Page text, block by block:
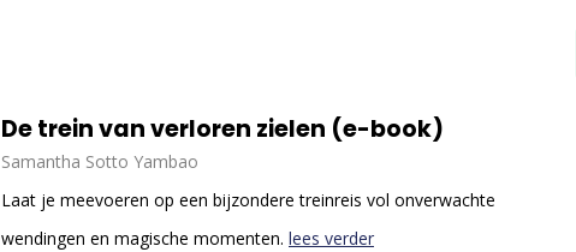
De trein van verloren zielen (e-book)
Samantha Sotto Yambao
Laat je meevoeren op een bijzondere treinreis vol onverwachte
wendingen en magische momenten. lees verder